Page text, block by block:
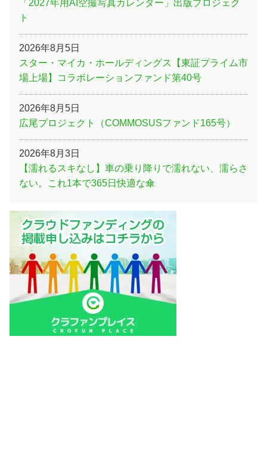
「2027年用AI空撮写真カレンダー」出版プロジェク
ト
2026年8月5日
スター・マイカ・ホールディングス【東証プライム市
場上場】コラボレーションファンド第40号
2026年8月5日
広尾プロジェクト（COMMOSUSファンド165号）
2026年8月3日
【濡れるスキなし】車の乗り降りで濡れない、濡らさ
ない。これ1本で365日快適な傘